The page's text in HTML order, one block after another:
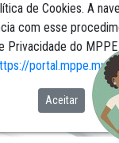
de Cookies. A
com esse
Privacidade do
Aceitar